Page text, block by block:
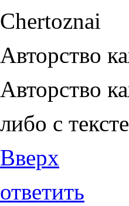
Chertoznai
Авторство
Авторство
либо с
Вверх
ответить